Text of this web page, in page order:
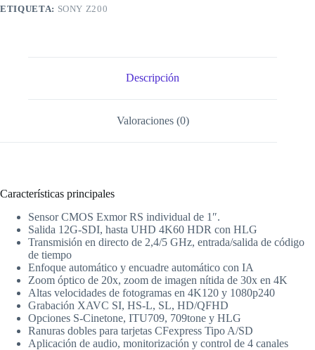
ETIQUETA: SONY Z200
Descripción
Valoraciones (0)
Características principales
Sensor CMOS Exmor RS individual de 1″.
Salida 12G-SDI, hasta UHD 4K60 HDR con HLG
Transmisión en directo de 2,4/5 GHz, entrada/salida de código
de tiempo
Enfoque automático y encuadre automático con IA
Zoom óptico de 20x, zoom de imagen nítida de 30x en 4K
Altas velocidades de fotogramas en 4K120 y 1080p240
Grabación XAVC SI, HS-L, SL, HD/QFHD
Opciones S-Cinetone, ITU709, 709tone y HLG
Ranuras dobles para tarjetas CFexpress Tipo A/SD
Aplicación de audio, monitorización y control de 4 canales